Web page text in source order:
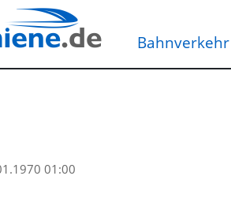
Bahnverkehr
01:00